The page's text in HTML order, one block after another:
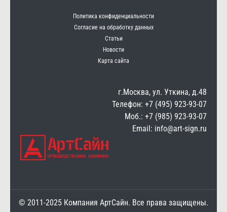
Политика конфиденциальности
Согласие на обработку данных
Статьи
Новости
Карта сайта
г.Москва, ул. Уткина, д.48
Телефон: +7 (495) 923-93-07
Моб.: +7 (985) 923-93-07
Email: info@art-sign.ru
© 2011-2025 Компания АртСайн. Все права защищены.